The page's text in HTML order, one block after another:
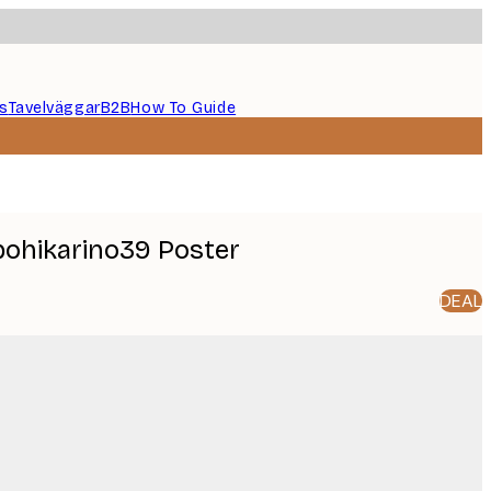
TavelväggarB2BHow To Guide
Poster
DEAL